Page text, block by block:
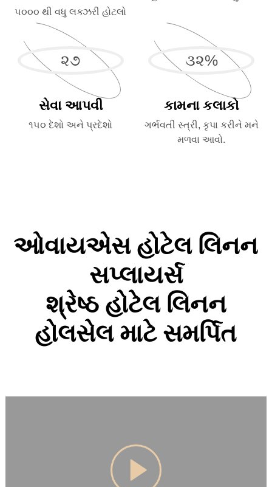
૫૦૦૦ થી વધુ લક્ઝરી હોટલો
૨૭
સેવા આપવી
૧૫૦ દેશો અને પ્રદેશો
૩૨%
કામના કલાકો
ગર્ભવતી સ્ત્રી, કૃપા કરીને મને
મળવા આવો.
ઓવાયએસ હોટેલ લિનન
સપ્લાયર્સ
શ્રેષ્ઠ હોટેલ લિનન
હોલસેલ માટે સમર્પિત